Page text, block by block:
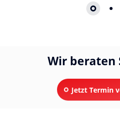
Wir beraten
Jetzt Termin